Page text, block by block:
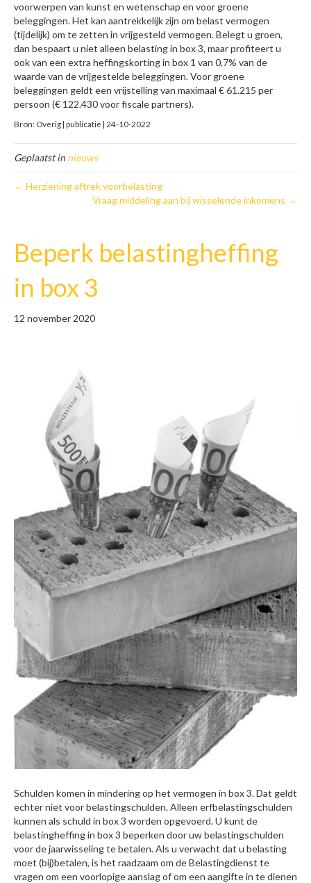
voorwerpen van kunst en wetenschap en voor groene
beleggingen. Het kan aantrekkelijk zijn om belast vermogen
(tijdelijk) om te zetten in vrijgesteld vermogen. Belegt u groen,
dan bespaart u niet alleen belasting in box 3, maar profiteert u
ook van een extra heffingskorting in box 1 van 0,7% van de
waarde van de vrijgestelde beleggingen. Voor groene
beleggingen geldt een vrijstelling van maximaal € 61.215 per
persoon (€ 122.430 voor fiscale partners).
Bron: Overig | publicatie | 24-10-2022
Geplaatst innieuws
← Herziening aftrek voorbelasting
Vraag middeling aan bij wisselende inkomens →
Beperk belastingheffing
in box 3
12 november 2020
Schulden komen in mindering op het vermogen in box 3. Dat geldt
echter niet voor belastingschulden. Alleen erfbelastingschulden
kunnen als schuld in box 3 worden opgevoerd. U kunt de
belastingheffing in box 3 beperken door uw belastingschulden
voor de jaarwisseling te betalen. Als u verwacht dat u belasting
moet (bij)betalen, is het raadzaam om de Belastingdienst te
vragen om een voorlopige aanslag of om een aangifte in te dienen